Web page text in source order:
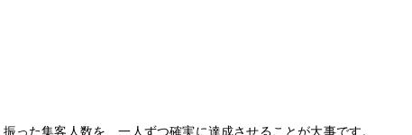
った集客人数を、一人ずつ確実に達成させることが大事です。